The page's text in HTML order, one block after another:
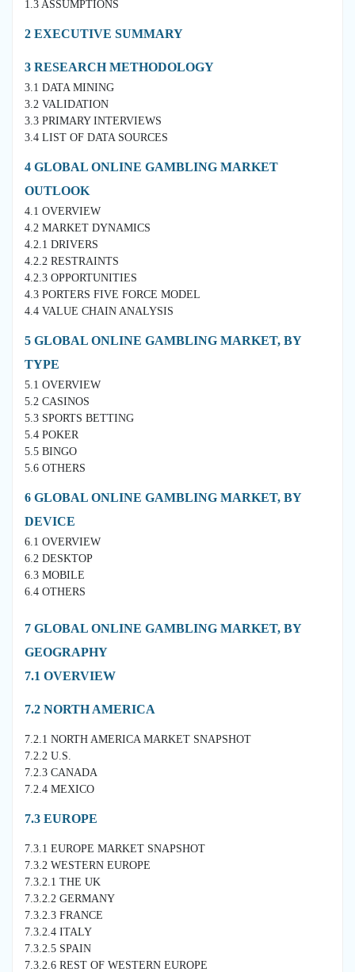
1.3 ASSUMPTIONS
2 EXECUTIVE SUMMARY
3 RESEARCH METHODOLOGY
3.1 DATA MINING
3.2 VALIDATION
3.3 PRIMARY INTERVIEWS
3.4 LIST OF DATA SOURCES
4 GLOBAL ONLINE GAMBLING MARKET
OUTLOOK
4.1 OVERVIEW
4.2 MARKET DYNAMICS
4.2.1 DRIVERS
4.2.2 RESTRAINTS
4.2.3 OPPORTUNITIES
4.3 PORTERS FIVE FORCE MODEL
4.4 VALUE CHAIN ANALYSIS
5 GLOBAL ONLINE GAMBLING MARKET, BY
TYPE
5.1 OVERVIEW
5.2 CASINOS
5.3 SPORTS BETTING
5.4 POKER
5.5 BINGO
5.6 OTHERS
6 GLOBAL ONLINE GAMBLING MARKET, BY
DEVICE
6.1 OVERVIEW
6.2 DESKTOP
6.3 MOBILE
6.4 OTHERS
7 GLOBAL ONLINE GAMBLING MARKET, BY
GEOGRAPHY
7.1 OVERVIEW
7.2 NORTH AMERICA
7.2.1 NORTH AMERICA MARKET SNAPSHOT
7.2.2 U.S.
7.2.3 CANADA
7.2.4 MEXICO
7.3 EUROPE
7.3.1 EUROPE MARKET SNAPSHOT
7.3.2 WESTERN EUROPE
7.3.2.1 THE UK
7.3.2.2 GERMANY
7.3.2.3 FRANCE
7.3.2.4 ITALY
7.3.2.5 SPAIN
7.3.2.6 REST OF WESTERN EUROPE